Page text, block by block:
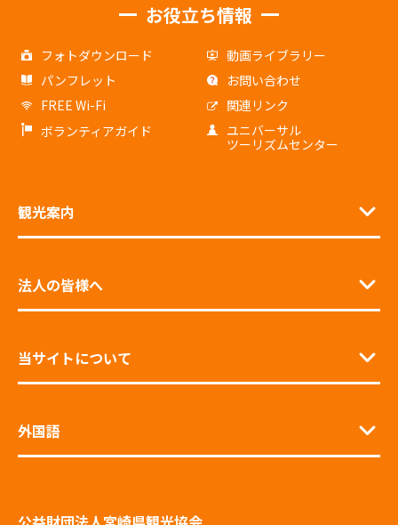
お役立ち情報
フォトダウンロード
動画ライブラリー
パンフレット
お問い合わせ
FREE Wi-Fi
関連リンク
ボランティアガイド
ユニバーサル
ツーリズムセンター
観光案内
法人の皆様へ
当サイトについて
外国語